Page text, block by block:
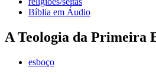
Bíblia em Áudio
A Teologia da Primeira
esboço